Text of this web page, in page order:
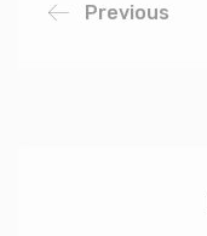
Previous